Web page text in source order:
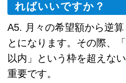
ればいいですか？
A5. 月々の希望額から逆
とになります。その際、
以内」という枠を超えな
重要です。